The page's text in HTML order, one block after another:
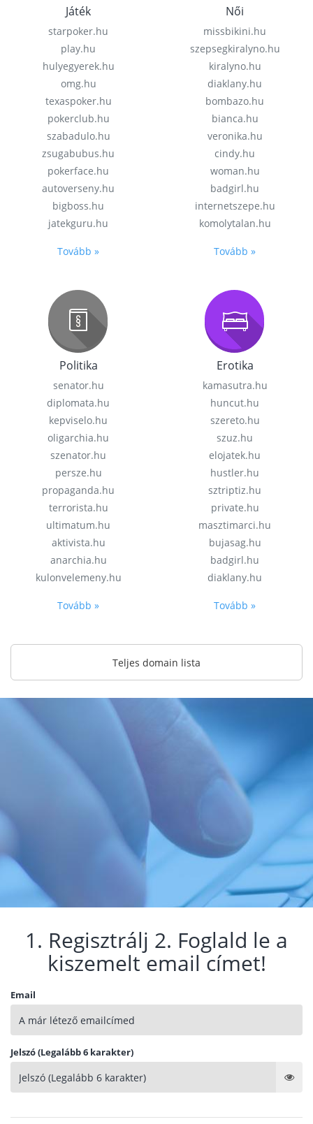
Játék
starpoker.hu
play.hu
hulyegyerek.hu
omg.hu
texaspoker.hu
pokerclub.hu
szabadulo.hu
zsugabubus.hu
pokerface.hu
autoverseny.hu
bigboss.hu
jatekguru.hu
Tovább »
Női
missbikini.hu
szepsegkiralyno.hu
kiralyno.hu
diaklany.hu
bombazo.hu
bianca.hu
veronika.hu
cindy.hu
woman.hu
badgirl.hu
internetszepe.hu
komolytalan.hu
Tovább »
Politika
senator.hu
diplomata.hu
kepviselo.hu
oligarchia.hu
szenator.hu
persze.hu
propaganda.hu
terrorista.hu
ultimatum.hu
aktivista.hu
anarchia.hu
kulonvelemeny.hu
Tovább »
Erotika
kamasutra.hu
huncut.hu
szereto.hu
szuz.hu
elojatek.hu
hustler.hu
sztriptiz.hu
private.hu
masztimarci.hu
bujasag.hu
badgirl.hu
diaklany.hu
Tovább »
Teljes domain lista
1. Regisztrálj 2. Foglald le a
kiszemelt email címet!
Email
Jelszó (Legalább 6 karakter)